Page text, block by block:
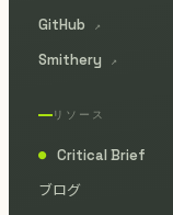
GitHub
↗
Smithery ↗
リソース
●
Critical Brief
ブログ